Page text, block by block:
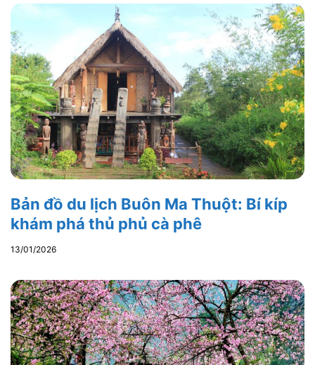
Bản đồ du lịch Buôn Ma Thuột: Bí kíp
khám phá thủ phủ cà phê
13/01/2026